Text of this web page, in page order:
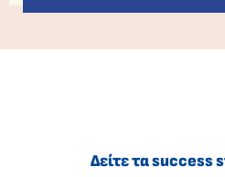
Δείτε τα success